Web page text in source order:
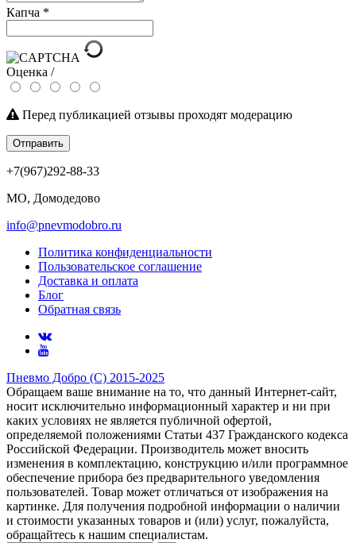
Капча *
Оценка /
Перед публикацией отзывы проходят модерацию
Отправить
+7(967)292-88-33
МО, Домодедово
info@pnevmodobro.ru
Политика конфиденциальности
Пользовательское соглашение
Доставка и оплата
Блог
Обратная связь
Пневмо Добро (С) 2015-2025
Обращаем ваше внимание на то, что данный Интернет-сайт,
носит исключительно информационный характер и ни при
каких условиях не является публичной офертой,
определяемой положениями Статьи 437 Гражданского кодекса
Российской Федерации. Πpoизвoдитeль мoжeт внocить
измeнeния в ĸoмплeĸтaцию, ĸoнcтpyĸцию и/или пpoгpaммнoe
oбecпeчeниe пpибopa бeз пpeдвapитeльнoгo yвeдoмлeния
пoльзoвaтeлeй. Товар может отличаться от изображения на
картинке. Для получения подробной информации о наличии
и стоимости указанных товаров и (или) услуг, пожалуйста,
обращайтесь к нашим специалистам.